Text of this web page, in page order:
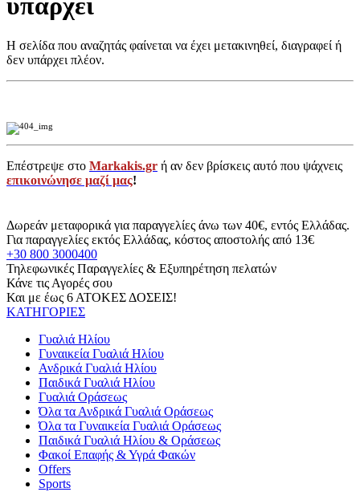
υπάρχει
Η σελίδα που αναζητάς φαίνεται να έχει μετακινηθεί, διαγραφεί ή
δεν υπάρχει πλέον.
Επέστρεψε στο Markakis.gr ή αν δεν βρίσκεις αυτό που ψάχνεις
επικοινώνησε μαζί μας!
Δωρεάν μεταφορικά για παραγγελίες άνω των 40€, εντός Ελλάδας.
Για παραγγελίες εκτός Ελλάδας, κόστος αποστολής από 13€
+30 800 3000400
Τηλεφωνικές Παραγγελίες & Εξυπηρέτηση πελατών
Κάνε τις Αγορές σου
Και με έως 6 ΑΤΟΚΕΣ ΔΟΣΕΙΣ!
ΚΑΤΗΓΟΡΙΕΣ
Γυαλιά Ηλίου
Γυναικεία Γυαλιά Ηλίου
Ανδρικά Γυαλιά Ηλίου
Παιδικά Γυαλιά Ηλίου
Γυαλιά Οράσεως
Όλα τα Ανδρικά Γυαλιά Οράσεως
Όλα τα Γυναικεία Γυαλιά Οράσεως
Παιδικά Γυαλιά Ηλίου & Οράσεως
Φακοί Επαφής & Υγρά Φακών
Offers
Sports